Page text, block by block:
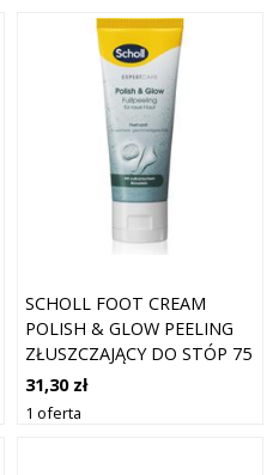
SCHOLL FOOT CREAM
POLISH & GLOW PEELING
ZŁUSZCZAJĄCY DO STÓP 75
ML
31,30 zł
1 oferta